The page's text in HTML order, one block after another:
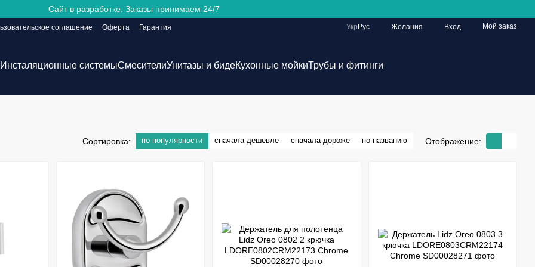
Сайт в разработке. Заказы принимаем 24/7
соглашение Оферта
Гарантия
Укр Рус Желания Вход Мой заказ
Инсталяционные системыСмесителиУнитазы и бидеКухонные мойкиТрубы и фитинги
Сортировка: по популярности сначала дешевле сначала дороже по названию Отображение: